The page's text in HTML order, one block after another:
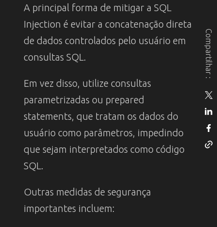
Compartilhar :
A principal forma de mitigar a SQL
Injection é evitar a concatenação direta
de dados controlados pelo usuário em
consultas SQL.
Em vez disso, utilize consultas
parametrizadas ou prepared
statements, que tratam os dados do
usuário como parâmetros, impedindo
que sejam interpretados como código
SQL.
Outras medidas de segurança
importantes incluem: